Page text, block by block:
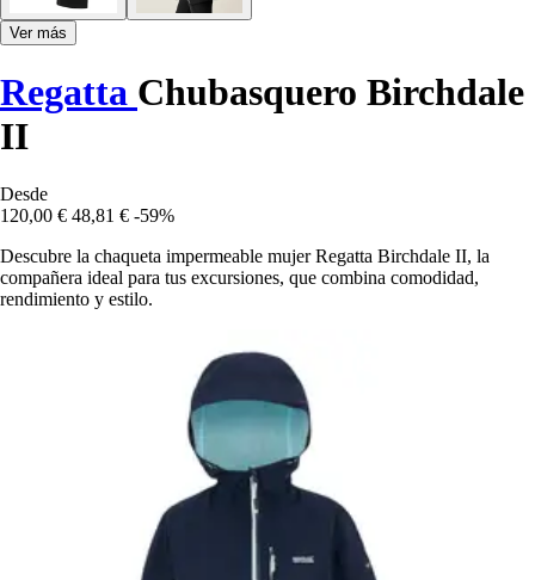
Ver más
Regatta Chubasquero Birchdale
II
Desde
120,00 € 48,81 € -59%
Descubre la chaqueta impermeable mujer Regatta Birchdale II, la
compañera ideal para tus excursiones, que combina comodidad,
rendimiento y estilo.